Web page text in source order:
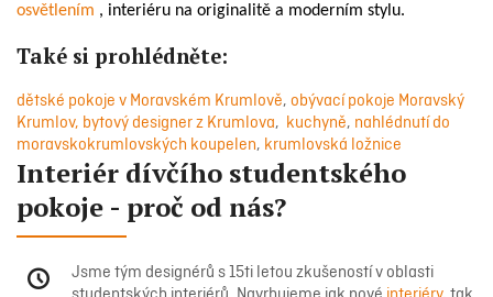
osvětlením , interiéru na originalitě a moderním stylu.
Také si prohlédněte:
dětské pokoje v Moravském Krumlově, obývací pokoje Moravský
Krumlov, bytový designer z Krumlova, kuchyně, nahlédnutí do
moravskokrumlovských koupelen, krumlovská ložnice
Interiér dívčího studentského
pokoje - proč od nás?
Jsme tým designérů s 15ti letou zkušeností v oblasti